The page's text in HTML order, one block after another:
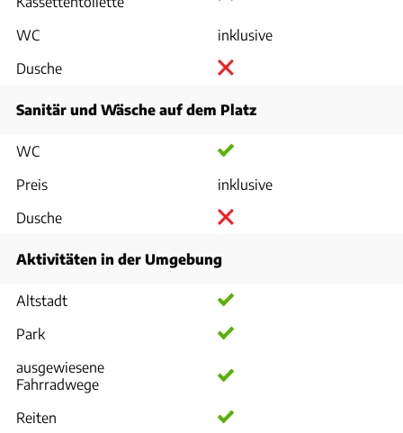
WC
inklusive
Dusche
Sanitär und Wäsche auf dem Platz
WC
Preis
inklusive
Dusche
Aktivitäten in der Umgebung
Altstadt
Park
ausgewiesene
Fahrradwege
Reiten